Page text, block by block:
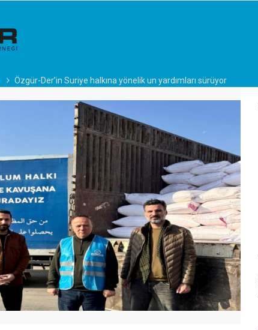
Özgür-Der’in Suriye halkına yönelik un yardımları sürüyor